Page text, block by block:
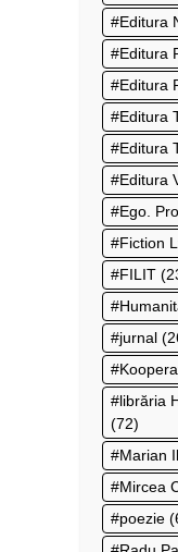
Editura
Editura
Editura
Editura
Editura
Editura
Ego.
Fiction
FILIT
jurnal
librăria
(72)
Marian
Mircea
poezie